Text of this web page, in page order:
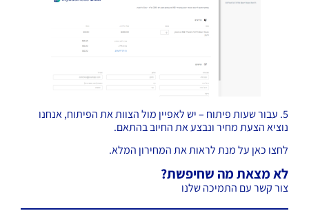
5. עבור שעות פיתוח – יש לאפיין מול הצוות את הפיתוח, אנחנו
נוציא הצעת מחיר ונבצע את החיוב בהתאם.
לחצו כאן על מנת לראות את המחירון המלא.
לא מצאת מה שחיפשת?
צור קשר עם התמיכה שלנו